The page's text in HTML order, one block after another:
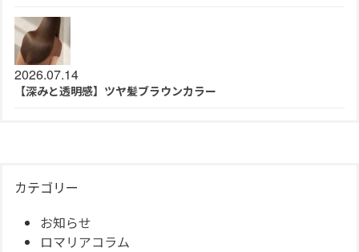
2026.07.14
【深みと透明感】ツヤ髪ブラウンカラー
カテゴリー
お知らせ
ロマリアコラム